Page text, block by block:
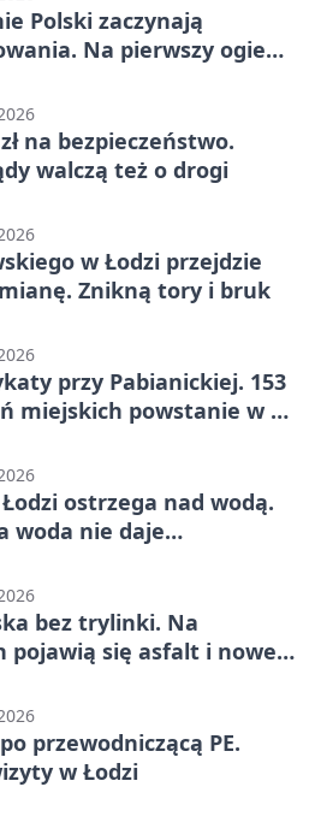
Polski zaczynają
Na pierwszy ogień
na bezpieczeństwo.
walczą też o drogi
w Łodzi przejdzie
Znikną tory i bruk
przy Pabianickiej. 153
miejskich powstanie w 15
ostrzega nad wodą.
woda nie daje
bez trylinki. Na
pojawią się asfalt i nowe
przewodniczącą PE.
w Łodzi